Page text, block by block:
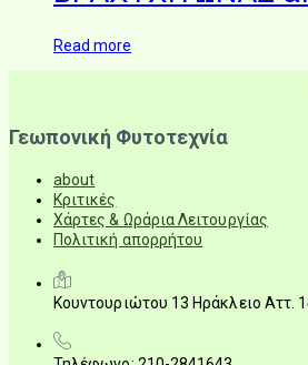
Read more
Γεωπονική Φυτοτεχνία
about
Κριτικές
Χάρτες & Ωράρια Λειτουργίας
Πολιτική απορρήτου
Κουντουριώτου 13 Ηράκλειο Αττ.